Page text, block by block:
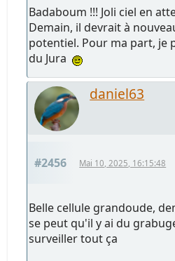
Badaboum !!! Joli ciel en
Demain, il devrait à
potentiel. Pour ma part, je
du Jura
daniel63
#2456 Mai 10, 2025, 16:15:48
Belle cellule grandoude,
se peut qu'il y ai du
surveiller tout ça